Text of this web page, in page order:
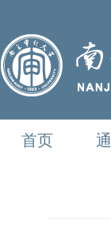
首页